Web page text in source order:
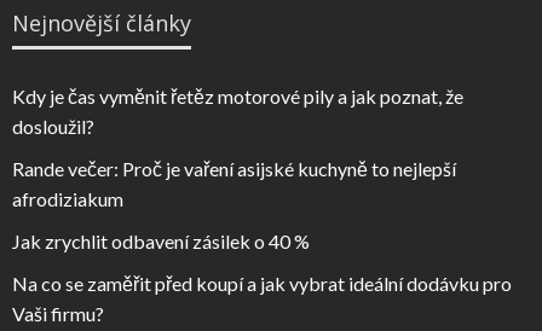
Nejnovější články
Kdy je čas vyměnit řetěz motorové pily a jak poznat, že
dosloužil?
Rande večer: Proč je vaření asijské kuchyně to nejlepší
afrodiziakum
Jak zrychlit odbavení zásilek o 40 %
Na co se zaměřit před koupí a jak vybrat ideální dodávku pro
Vaši firmu?